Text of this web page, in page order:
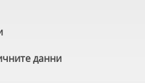
данни